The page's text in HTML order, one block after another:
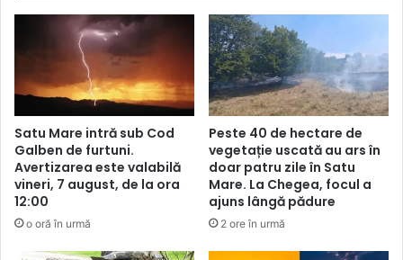
Satu Mare intră sub Cod
Galben de furtuni.
Avertizarea este valabilă
vineri, 7 august, de la ora
12:00
o oră în urmă
Peste 40 de hectare de
vegetație uscată au ars în
doar patru zile în Satu
Mare. La Chegea, focul a
ajuns lângă pădure
2 ore în urmă